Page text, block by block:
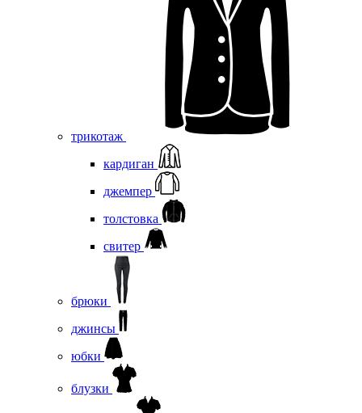
трикотаж
кардиган
джемпер
толстовка
свитер
брюки
джинсы
юбки
блузки